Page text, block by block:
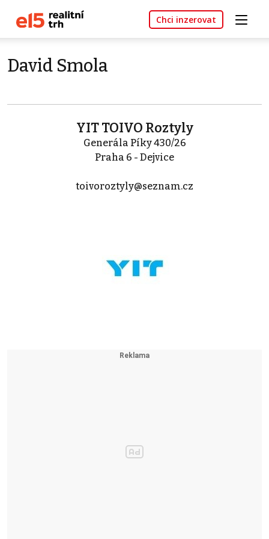
Chci inzerovat
David Smola
YIT TOIVO Roztyly
Generála Píky 430/26
Praha 6 - Dejvice
toivoroztyly@seznam.cz